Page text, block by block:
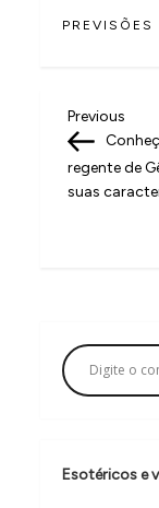
PREVISÕES
N
a
v
ç
ã
o
e
Previous
Post
Previous
regente de
suas
Esotéricos e